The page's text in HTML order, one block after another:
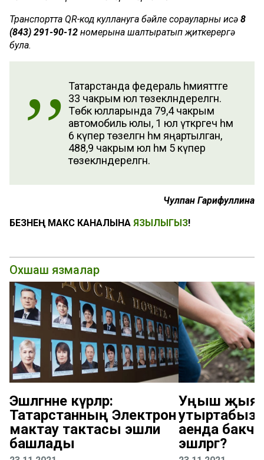
Транспортта QR-код куллануга бәйле сорауларны исә 8
(843) 291-90-12 номерына шалтыратып җиткерергә
була.
Татарстанда федераль әһәмияттәге
33 чакрым юл төзекләндерелгән.
Төбәк юлларында 79,4 чакрым
автомобиль юлы, 1 юл үткәргеч һәм
6 күпер төзелгән һәм яңартылган,
488,9 чакрым юл һәм 5 күпер
төзекләндерелгән.
Чулпан Гарифуллина
БЕЗНЕҢ МАКС КАНАЛЫНА ЯЗЫЛЫГЫЗ!
Охшаш язмалар
Эшләгәнне күрәләр:
Татарстанның Электрон
мактау тактасы эшли
башлады
Уңыш
утыртабыз:
аенда
эшләргә?